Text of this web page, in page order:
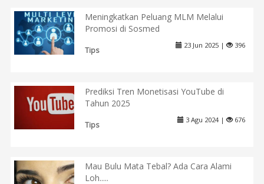
Meningkatkan Peluang MLM Melalui
Promosi di Sosmed
Tips
23 Jun 2025 | 396
Prediksi Tren Monetisasi YouTube di
Tahun 2025
Tips
3 Agu 2024 | 676
Mau Bulu Mata Tebal? Ada Cara Alami
Loh.....